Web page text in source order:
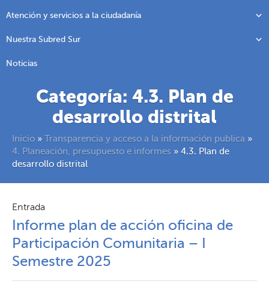
Atención y servicios a la ciudadanía
Nuestra Subred Sur
Noticias
Categoría: 4.3. Plan de
desarrollo distrital
Inicio » Transparencia y acceso a la información publica »
4. Planeación, presupuesto e informes » 4.3. Plan de
desarrollo distrital
Entrada
Informe plan de acción oficina de
Participación Comunitaria – I
Semestre 2025